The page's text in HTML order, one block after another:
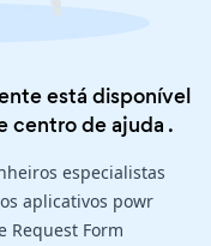
está disponível
centro de ajuda .
especialistas
aplicativos powr
Request Form